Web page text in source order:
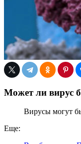
Может ли вирус
Вирусы могут
Еще: